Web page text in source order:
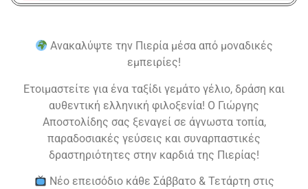
Ανακαλύψτε την Πιερία μέσα από μοναδικές
εμπειρίες!
Ετοιμαστείτε για ένα ταξίδι γεμάτο γέλιο, δράση και
αυθεντική ελληνική φιλοξενία! Ο Γιώργης
Αποστολίδης σας ξεναγεί σε άγνωστα τοπία,
παραδοσιακές γεύσεις και συναρπαστικές
δραστηριότητες στην καρδιά της Πιερίας!
Νέο επεισόδιο κάθε Σάββατο & Τετάρτη στις